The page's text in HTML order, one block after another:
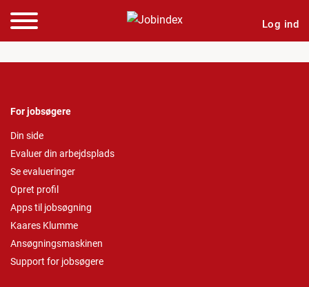
Log ind
For jobsøgere
Din side
Evaluer din arbejdsplads
Se evalueringer
Opret profil
Apps til jobsøgning
Kaares Klumme
Ansøgningsmaskinen
Support for jobsøgere